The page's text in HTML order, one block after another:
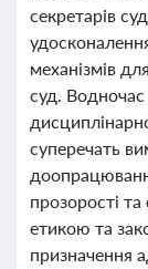
секретарів
механізмів
суд. Водночас
суперечать
прозорості
етикою та
призначення